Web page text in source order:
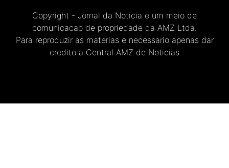
Copyright - Jornal da Noticia e um meio de
comunicacao de propriedade da AMZ Ltda.
Para reproduzir as materias e necessario apenas dar
credito a Central AMZ de Noticias